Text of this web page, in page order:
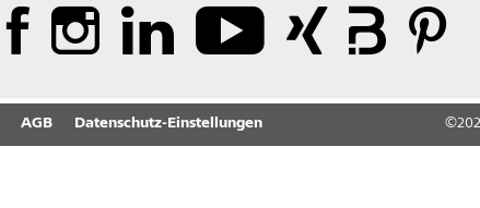
AGB Datenschutz-Einstellungen ©